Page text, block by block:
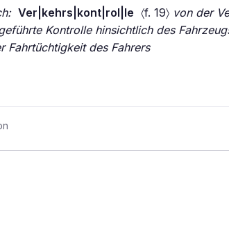
Ver|kehrs|kont|rol|le 〈f. 19〉 von der
Kontrolle hinsichtlich des
Fahrtüchtigkeit des Fahrers